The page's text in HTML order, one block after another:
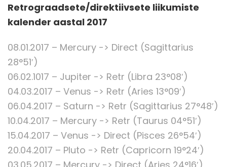
Retrograadsete/direktiivsete liikumiste
kalender aastal 2017
08.01.2017 – Mercury -> Direct (Sagittarius
28°51′)
06.02.1017 – Jupiter -> Retr (Libra 23°08′)
04.03.2017 – Venus -> Retr (Aries 13°09′)
06.04.2017 – Saturn -> Retr (Sagittarius 27°48′)
10.04.2017 – Mercury -> Retr (Taurus 04°51′)
15.04.2017 – Venus -> Direct (Pisces 26°54′)
20.04.2017 – Pluto -> Retr (Capricorn 19°24′)